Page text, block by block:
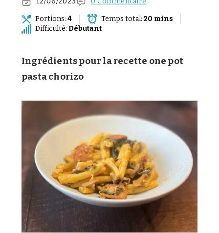
Portions: 4 Temps total: 20 mins
Difficulté: Débutant
Ingrédients pour la recette one pot
pasta chorizo